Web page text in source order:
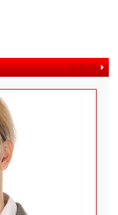
ավելին